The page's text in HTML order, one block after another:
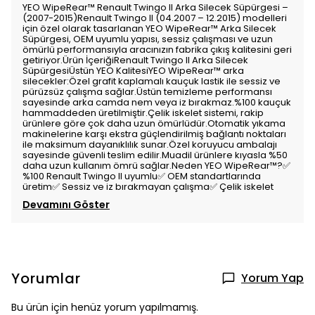
YEO WipeRear™️ Renault Twingo II Arka Silecek Süpürgesi –
(2007-2015)Renault Twingo II (04.2007 – 12.2015) modelleri
için özel olarak tasarlanan YEO WipeRear™️ Arka Silecek
Süpürgesi, OEM uyumlu yapısı, sessiz çalışması ve uzun
ömürlü performansıyla aracınızın fabrika çıkış kalitesini geri
getiriyor.Ürün İçeriğiRenault Twingo II Arka Silecek
SüpürgesiÜstün YEO KalitesiYEO WipeRear™️ arka
silecekler:Özel grafit kaplamalı kauçuk lastik ile sessiz ve
pürüzsüz çalışma sağlar.Üstün temizleme performansı
sayesinde arka camda nem veya iz bırakmaz.%100 kauçuk
hammaddeden üretilmiştir.Çelik iskelet sistemi, rakip
ürünlere göre çok daha uzun ömürlüdür.Otomatik yıkama
makinelerine karşı ekstra güçlendirilmiş bağlantı noktaları
ile maksimum dayanıklılık sunar.Özel koruyucu ambalajı
sayesinde güvenli teslim edilir.Muadil ürünlere kıyasla %50
daha uzun kullanım ömrü sağlar.Neden YEO WipeRear™️?✅
%100 Renault Twingo II uyumlu✅ OEM standartlarında
üretim✅ Sessiz ve iz bırakmayan çalışma✅ Çelik iskelet
Devamını Göster
Yorumlar Yorum Yap
Bu ürün için henüz yorum yapılmamış.